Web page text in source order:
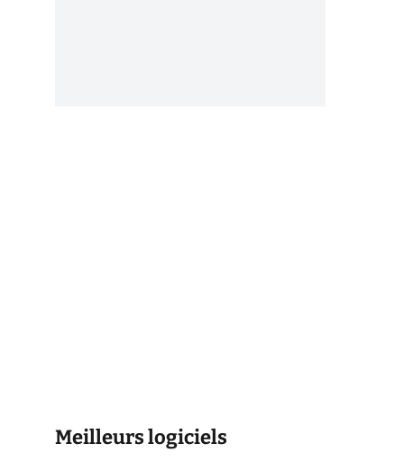
Meilleurs logiciels